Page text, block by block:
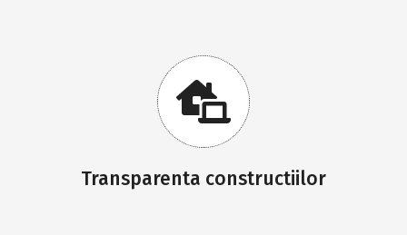
Transparenta constructiilor